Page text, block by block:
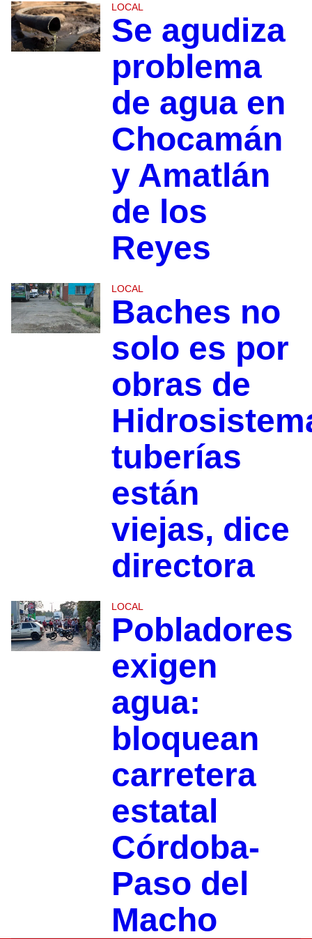
LOCAL
Se agudiza
problema
de agua en
Chocamán
y Amatlán
de los
Reyes
LOCAL
Baches no
solo es por
obras de
tuberías
están
viejas, dice
directora
LOCAL
Pobladores
exigen
agua:
bloquean
carretera
estatal
Córdoba-
Paso del
Macho